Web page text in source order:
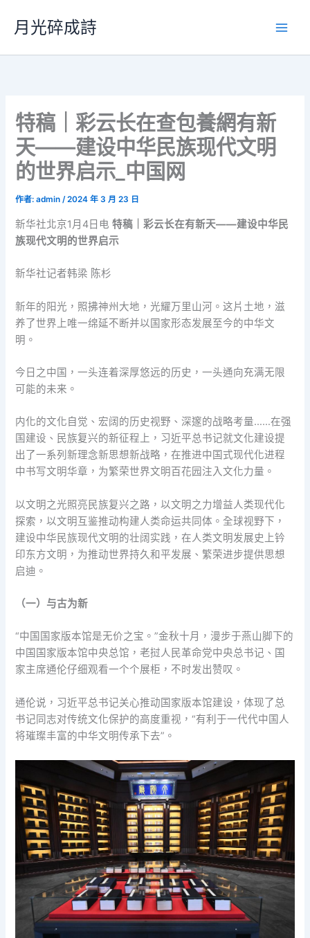
要
月光碎成詩
特稿｜彩云长在查包養網有新
天——建设中华民族现代文明
的世界启示_中国网
作者:admin/2024 年 3 月 23 日
新华社北京1月4日电特稿｜彩云长在有新天——建设中华民
族现代文明的世界启示
新华社记者韩梁 陈杉
新年的阳光，照拂神州大地，光耀万里山河。这片土地，滋
养了世界上唯一绵延不断并以国家形态发展至今的中华文
明。
今日之中国，一头连着深厚悠远的历史，一头通向充满无限
可能的未来。
内化的文化自觉、宏阔的历史视野、深邃的战略考量……在强
国建设、民族复兴的新征程上，习近平总书记就文化建设提
出了一系列新理念新思想新战略，在推进中国式现代化进程
中书写文明华章，为繁荣世界文明百花园注入文化力量。
以文明之光照亮民族复兴之路，以文明之力增益人类现代化
探索，以文明互鉴推动构建人类命运共同体。全球视野下，
建设中华民族现代文明的壮阔实践，在人类文明发展史上钤
印东方文明，为推动世界持久和平发展、繁荣进步提供思想
启迪。
（一）与古为新
“中国国家版本馆是无价之宝。”金秋十月，漫步于燕山脚下的
中国国家版本馆中央总馆，老挝人民革命党中央总书记、国
家主席通伦仔细观看一个个展柜，不时发出赞叹。
通伦说，习近平总书记关心推动国家版本馆建设，体现了总
书记同志对传统文化保护的高度重视，“有利于一代代中国人
将璀璨丰富的中华文明传承下去”。